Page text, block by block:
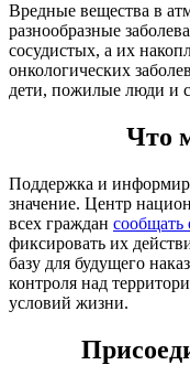
Вредные вещества в
разнообразные
сосудистых, а их
онкологических
дети, пожилые люди и
Что
Поддержка и
значение. Центр
всех граждан сообщать
фиксировать их
базу для будущего
контроля над
условий жизни.